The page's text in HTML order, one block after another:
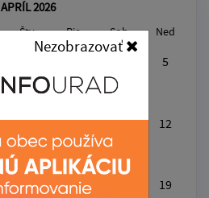
Nezobrazovať
APRÍL 2026
Štv Pia Sob Ned
KZ
5
9 10 11 12
16 17 19